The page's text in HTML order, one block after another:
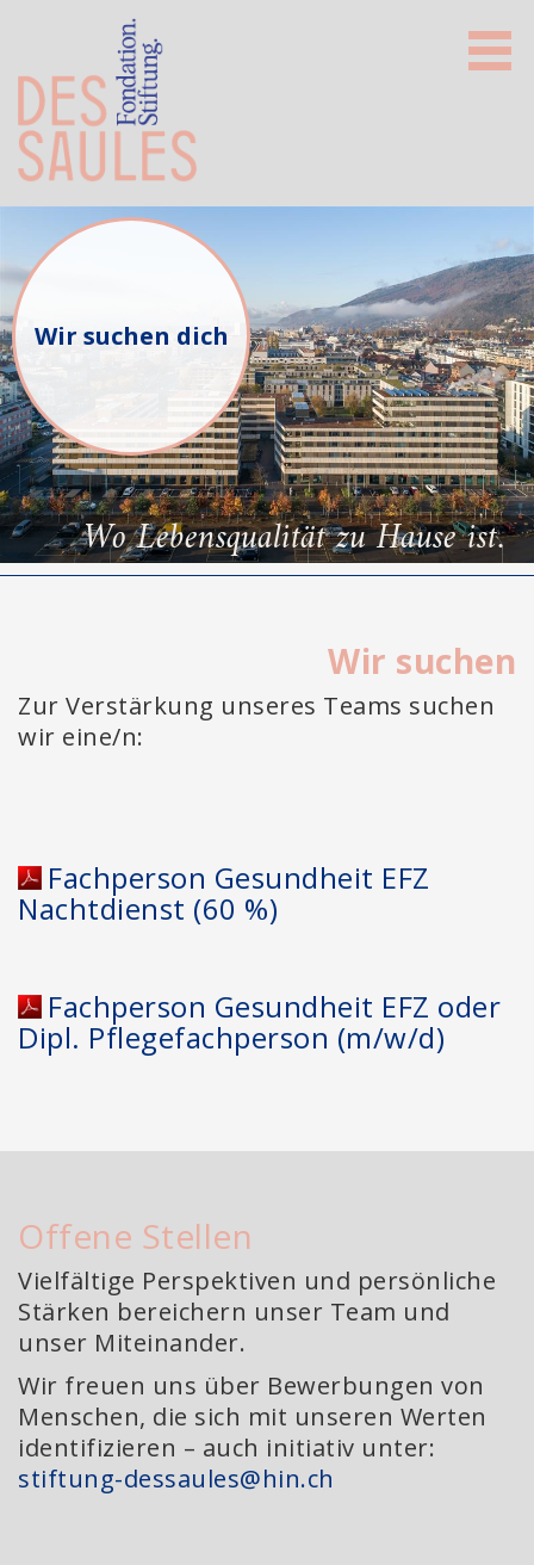
Wir suchen dich
Wo Lebensqualität zu Hause ist.
Wir suchen
Zur Verstärkung unseres Teams suchen
wir eine/n:
Fachperson Gesundheit EFZ
Nachtdienst (60 %)
Fachperson Gesundheit EFZ oder
Dipl. Pflegefachperson (m/w/d)
Offene Stellen
Vielfältige Perspektiven und persönliche
Stärken bereichern unser Team und
unser Miteinander.
Wir freuen uns über Bewerbungen von
Menschen, die sich mit unseren Werten
identifizieren – auch initiativ unter:
stiftung-dessaules@hin.ch